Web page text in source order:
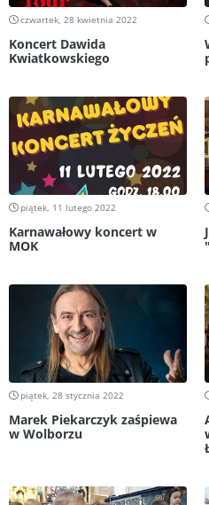
czwartek, 28 kwietnia 2022
Koncert Dawida
Kwiatkowskiego
piątek, 11 lutego 2022
Karnawałowy koncert w
MOK
piątek, 28 stycznia 2022
Marek Piekarczyk zaśpiewa
w Wolborzu